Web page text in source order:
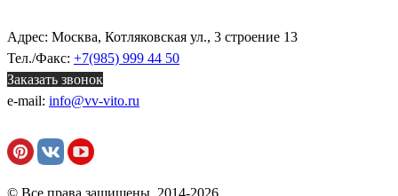
Адрес: Москва, Котляковская ул., 3 строение 13
Тел./Факс: +7(985) 999 44 50
Заказать звонок
e-mail: info@vv-vito.ru
© Все права защищены, 2014-2026